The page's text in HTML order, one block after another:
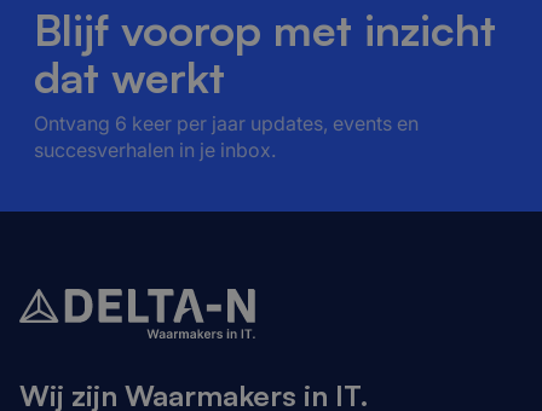
Blijf voorop met inzicht
dat werkt
Ontvang 6 keer per jaar updates, events en
succesverhalen in je inbox.
Wij zijn Waarmakers in IT.